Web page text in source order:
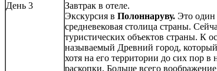
День 3
Завтрак в отеле.
Экскурсия в Полоннаруву. Это один
средневековая столица страны.
туристических объектов страны. К
называемый Древний город,
хотя на его территории до сих пор в
раскопки. Больше всего